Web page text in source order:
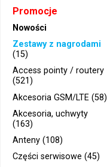
Promocje
Nowości
Zestawy z nagrodami
(15)
Access pointy / routery
(521)
Akcesoria GSM/LTE (58)
Akcesoria, uchwyty
(163)
Anteny (108)
Części serwisowe (45)